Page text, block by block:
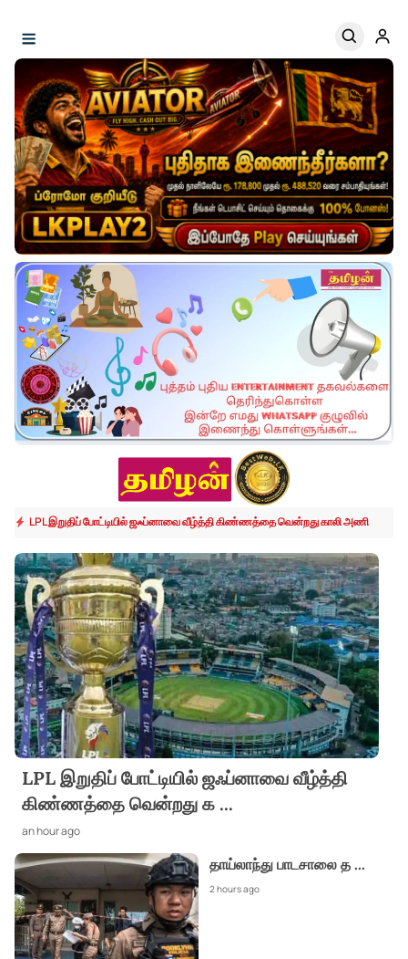
LPL இறுதிப் போட்டியில் ஜஃப்னாவை வீழ்த்தி கிண்ணத்தை வென்றது காலி அணி
LPL இறுதிப் போட்டியில் ஜஃப்னாவை வீழ்த்தி
கிண்ணத்தை வென்றது க ...
an hour ago
தாய்லாந்து பாடசாலை த ...
2 hours ago